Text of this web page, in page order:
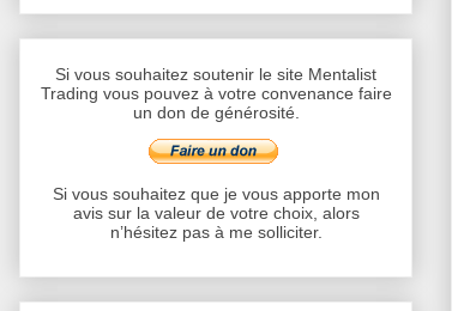
Si vous souhaitez soutenir le site Mentalist
Trading vous pouvez à votre convenance faire
un don de générosité.
Si vous souhaitez que je vous apporte mon
avis sur la valeur de votre choix, alors
n’hésitez pas à me solliciter.